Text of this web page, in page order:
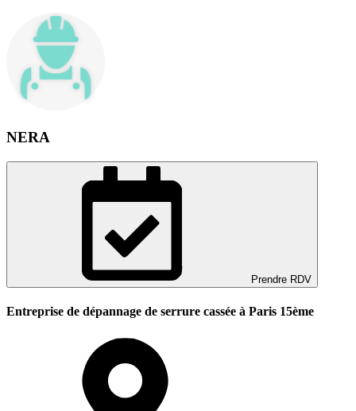
NERA
Prendre RDV
Entreprise de dépannage de serrure cassée à Paris 15ème